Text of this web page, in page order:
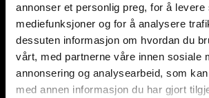
annonser et personlig preg, for å levere
mediefunksjoner og for å analysere
dessuten informasjon om hvordan du
vårt, med partnerne våre innen sosiale
annonsering og analysearbeid, som
med annen informasjon du har gjort
Arv- og skifterett
Barnerett